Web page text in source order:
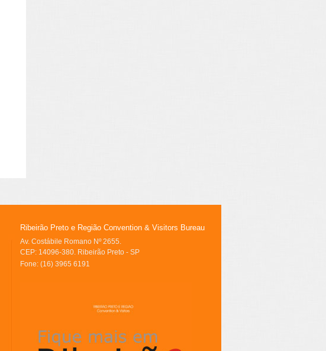
Ribeirão Preto e Região Convention & Visitors Bureau
Av. Costábile Romano Nº 2655.
CEP: 14096-380. Ribeirão Preto - SP
Fone: (16) 3965 6191